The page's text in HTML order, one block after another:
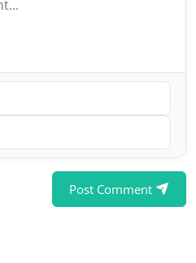
Post Comment